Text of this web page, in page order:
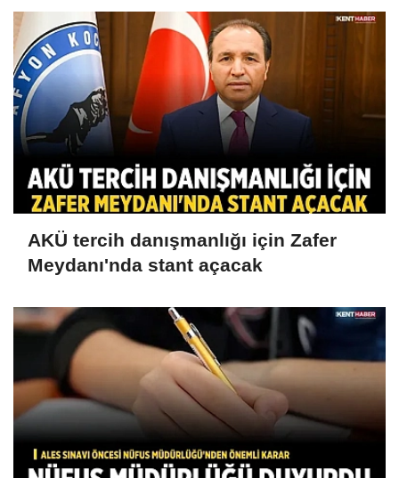
AKÜ tercih danışmanlığı için Zafer
Meydanı'nda stant açacak